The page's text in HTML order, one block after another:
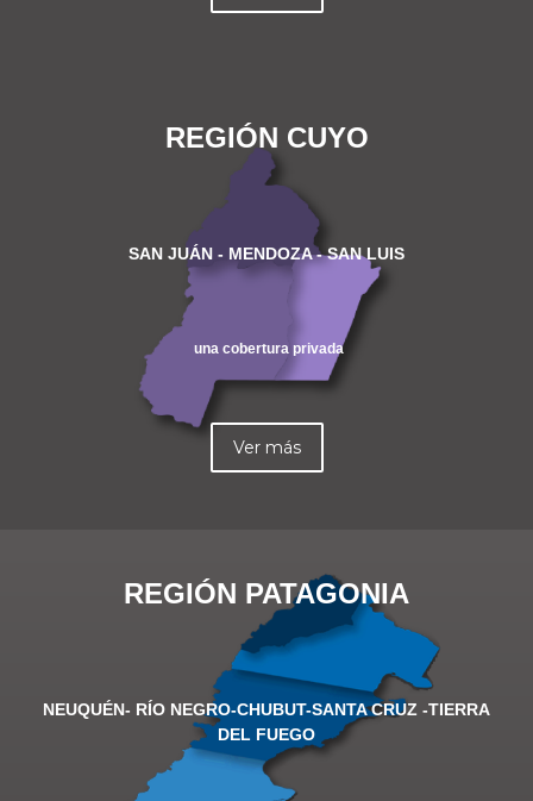
REGIÓN CUYO
SAN JUÁN - MENDOZA - SAN LUIS
una cobertura privada
Ver más
REGIÓN PATAGONIA
NEUQUÉN- RÍO NEGRO-CHUBUT-SANTA CRUZ -TIERRA
DEL FUEGO